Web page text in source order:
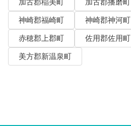
加古郡稲美町
加古郡播磨町
神崎郡福崎町
神崎郡神河町
赤穂郡上郡町
佐用郡佐用町
美方郡新温泉町